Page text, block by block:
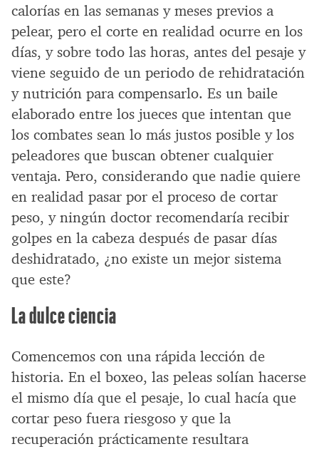
calorías en las semanas y meses previos a
pelear, pero el corte en realidad ocurre en los
días, y sobre todo las horas, antes del pesaje y
viene seguido de un periodo de rehidratación
y nutrición para compensarlo. Es un baile
elaborado entre los jueces que intentan que
los combates sean lo más justos posible y los
peleadores que buscan obtener cualquier
ventaja. Pero, considerando que nadie quiere
en realidad pasar por el proceso de cortar
peso, y ningún doctor recomendaría recibir
golpes en la cabeza después de pasar días
deshidratado, ¿no existe un mejor sistema
que este?
La dulce ciencia
Comencemos con una rápida lección de
historia. En el boxeo, las peleas solían hacerse
el mismo día que el pesaje, lo cual hacía que
cortar peso fuera riesgoso y que la
recuperación prácticamente resultara